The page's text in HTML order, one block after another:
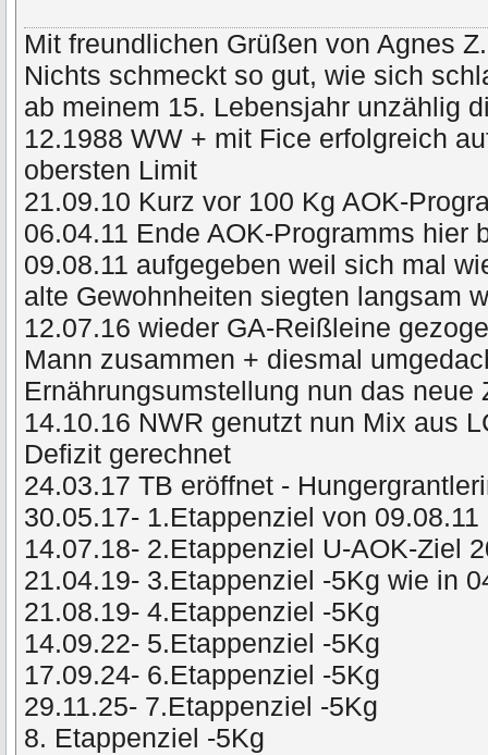
Mit freundlichen Grüßen von Agnes Z.
Nichts schmeckt so gut, wie sich
ab meinem 15. Lebensjahr unzählig
12.1988 WW + mit Fice erfolgreich
obersten Limit
21.09.10 Kurz vor 100 Kg AOK-
06.04.11 Ende AOK-Programms hier
09.08.11 aufgegeben weil sich mal
alte Gewohnheiten siegten langsam
12.07.16 wieder GA-Reißleine
Mann zusammen + diesmal
Ernährungsumstellung nun das neue
14.10.16 NWR genutzt nun Mix aus
Defizit gerechnet
24.03.17 TB eröffnet -
30.05.17- 1.Etappenziel von 09.08.11
14.07.18- 2.Etappenziel U-AOK-Ziel
21.04.19- 3.Etappenziel -5Kg wie in
21.08.19- 4.Etappenziel -5Kg
14.09.22- 5.Etappenziel -5Kg
17.09.24- 6.Etappenziel -5Kg
29.11.25- 7.Etappenziel -5Kg
8. Etappenziel -5Kg